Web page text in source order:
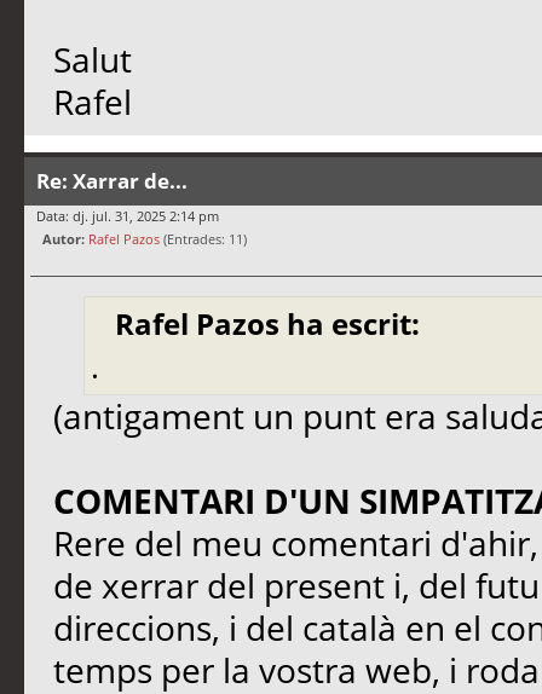
Salut
Rafel
Re: Xarrar de...
Data: dj. jul. 31, 2025 2:14 pm
Autor: Rafel Pazos (Entrades: 11)
Rafel Pazos ha escrit:
.
(antigament un punt era
COMENTARI D'UN
Rere del meu comentari
de xerrar del present i, del
direccions, i del català en el
temps per la vostra web, i